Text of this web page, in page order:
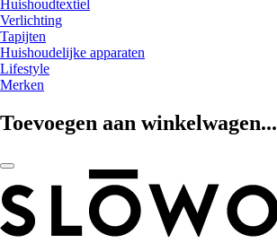
Huishoudtextiel
Verlichting
Tapijten
Huishoudelijke apparaten
Lifestyle
Merken
Toevoegen aan winkelwagen...